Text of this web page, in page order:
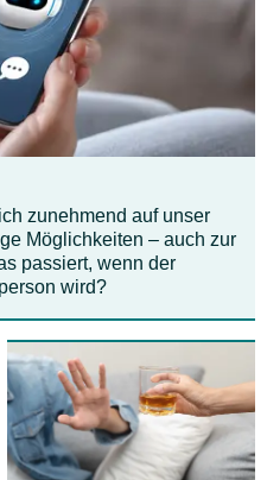
zunehmend auf unser
Möglichkeiten – auch zur
passiert, wenn der
wird?